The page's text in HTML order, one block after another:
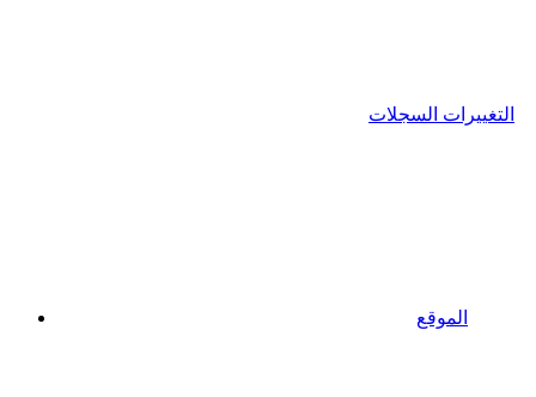
التغييرات السجلات
الموقع